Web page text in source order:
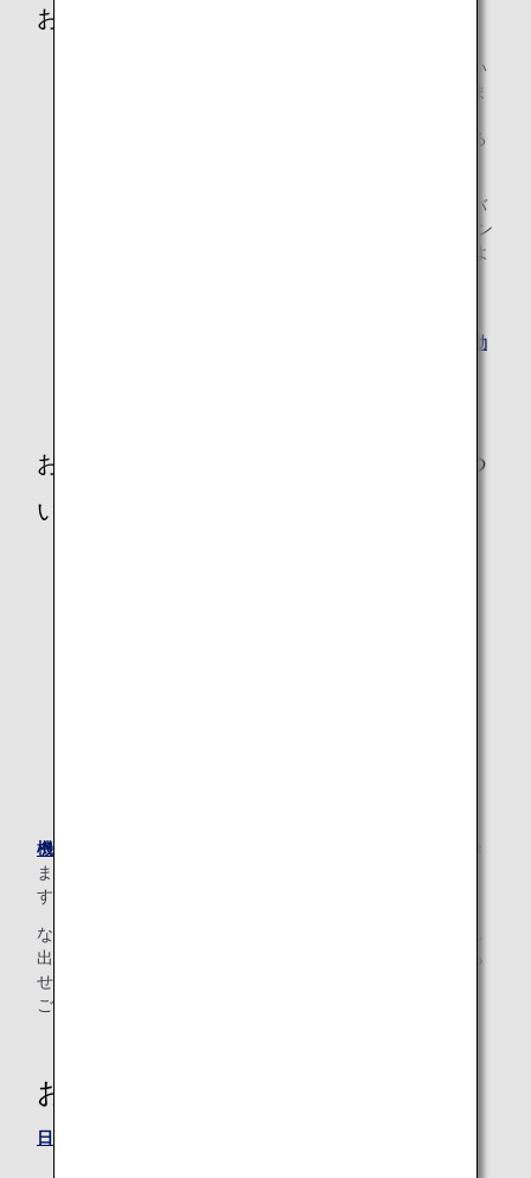
お客様の車いすについて
お客様の車いすは、機内にお預かりするスペースがない
ため、搭乗手続き時にカウンターにてお預かりいたしま
す。ご自身の車いすを飛行機出入り口までご希望される
電動車いすのご利用は、ご予約の際にサイズ、重量、バ
ッテリーの種類*をお知らせください。また、空港カウン
ターには出発時刻の60分前までにお越しくださいますよ
電動
お客様の歩行器（シルバーカーなど）につ
いて
機内持ち込みサイズ
ません。搭乗手続き時にカウンターにてお預かりいたしま
す。
なお、空港内での移動用の歩行車（ハンディウォーク）貸し
出しも行っております。ご希望される場合は係員までお知ら
せください。（貸し出し歩行車は数に限りがありますので、
ご希望に添えない場合もございます。）
お問い合わせ先
日本または米国の予約・案内センター